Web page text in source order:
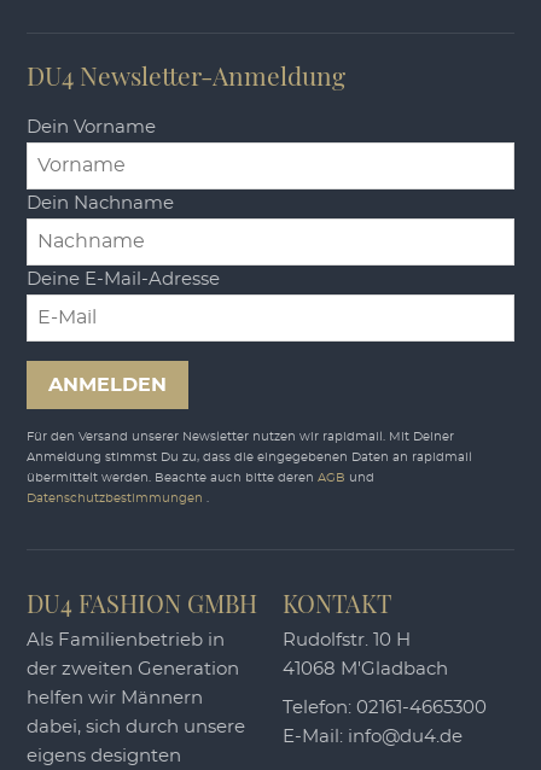
DU4 Newsletter-Anmeldung
Dein Vorname
Dein Nachname
Deine E-Mail-Adresse
ANMELDEN
Für den Versand unserer Newsletter nutzen wir rapidmail. Mit Deiner
Anmeldung stimmst Du zu, dass die eingegebenen Daten an rapidmail
übermittelt werden. Beachte auch bitte derenAGB und
Datenschutzbestimmungen.
DU4 FASHION GMBH
Als Familienbetrieb in
der zweiten Generation
helfen wir Männern
dabei, sich durch unsere
eigens designten
KONTAKT
Rudolfstr. 10 H
41068 M'Gladbach
Telefon:02161-4665300
E-Mail: info@du4.de